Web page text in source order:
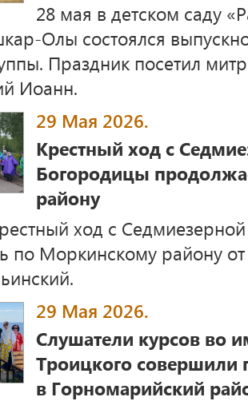
28 мая в детском саду
Олы состоялся
Праздник посетил
Иоанн.
29 Мая 2026.
Крестный ход с
Богородицы
району
ход с
по Моркинскому району
29 Мая 2026.
Слушатели курсов во
Троицкого совершили
в Горномарийский